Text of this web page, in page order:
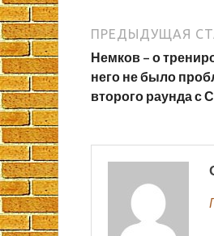
ПРЕДЫДУЩАЯ
Немков – о
него не было
второго раунда с